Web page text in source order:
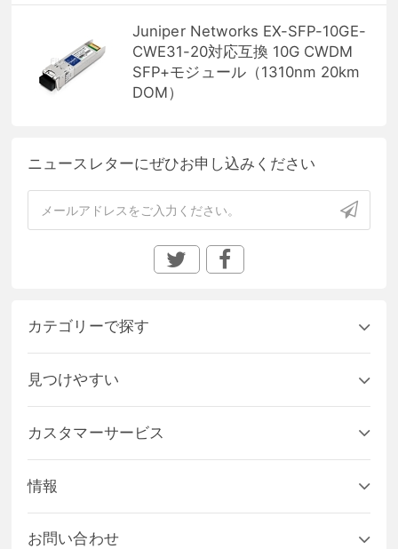
Juniper Networks EX-SFP-10GE-
CWE31-20対応互換 10G CWDM
SFP+モジュール（1310nm 20km
DOM）
ニュースレターにぜひお申し込みください
カテゴリーで探す
見つけやすい
カスタマーサービス
情報
お問い合わせ